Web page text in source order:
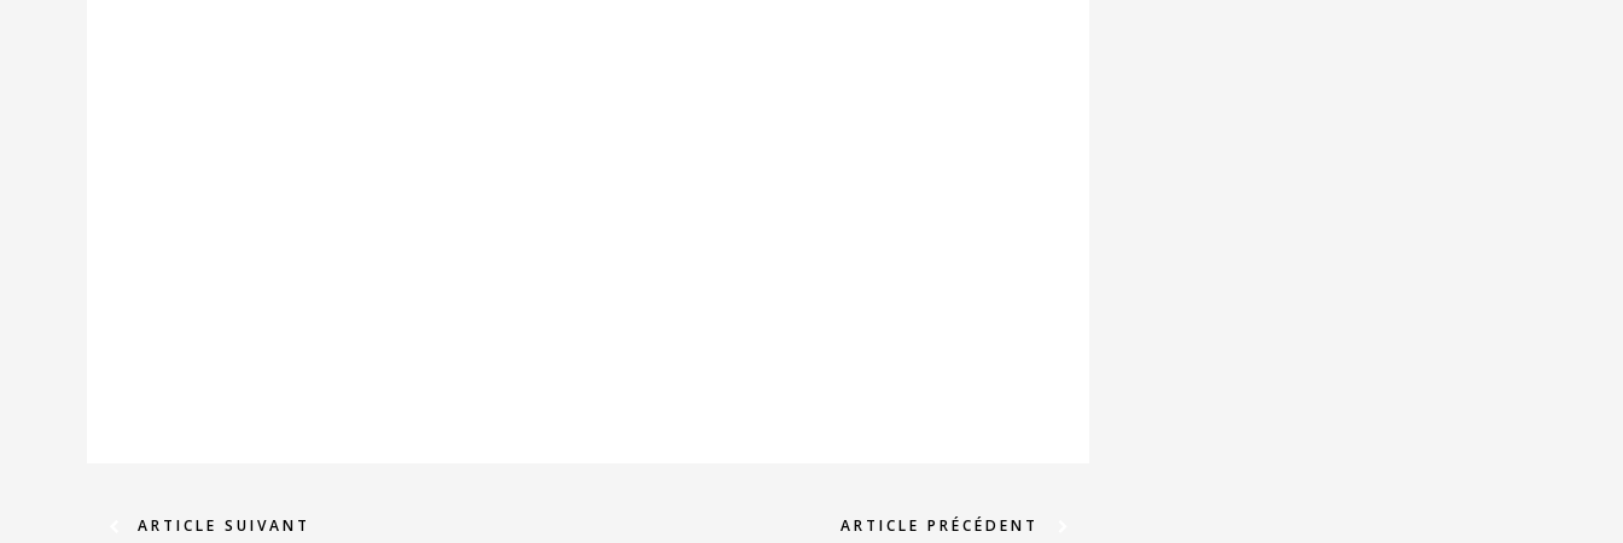
ARTICLE SUIVANT ARTICLE PRÉCÉDENT